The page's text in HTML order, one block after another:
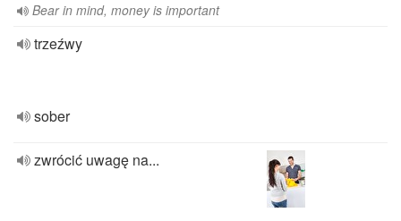
Bear in mind, money is important
trzeźwy
sober
zwrócić uwagę na...